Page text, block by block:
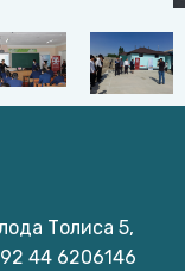
Толиса 5,
44 6206146